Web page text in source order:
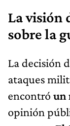
La visión
sobre la
La decisión
ataques
encontró un
opinión